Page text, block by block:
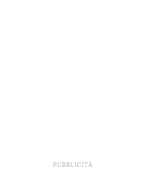
PUBBLICITÀ